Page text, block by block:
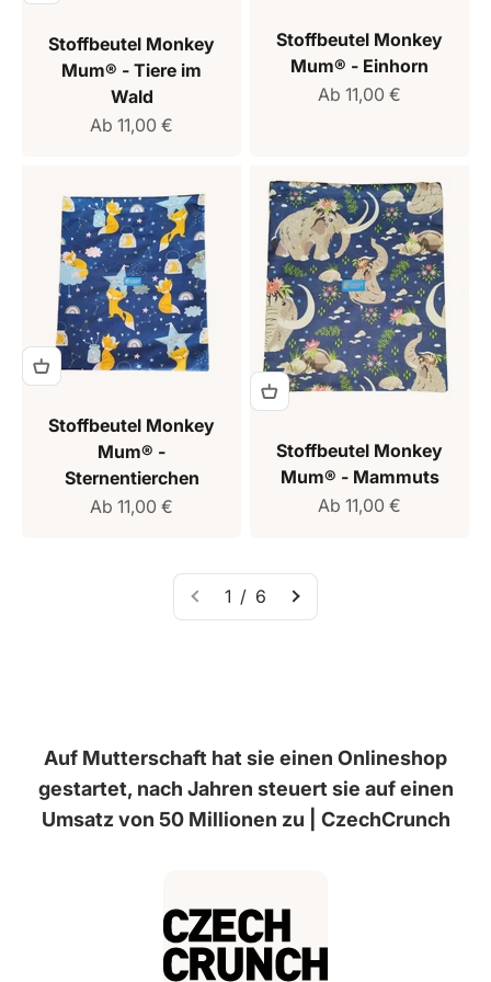
Stoffbeutel Monkey
Mum® - Tiere im
Wald
Verkaufspreis
Ab 11,00 €
Stoffbeutel Monkey
Mum® - Einhorn
Verkaufspreis
Ab 11,00 €
Stoffbeutel Monkey
Mum® -
Sternentierchen
Verkaufspreis
Ab 11,00 €
Stoffbeutel Monkey
Mum® - Mammuts
Verkaufspreis
Ab 11,00 €
1 / 6
Auf Mutterschaft hat sie einen Onlineshop
gestartet, nach Jahren steuert sie auf einen
Umsatz von 50 Millionen zu | CzechCrunch